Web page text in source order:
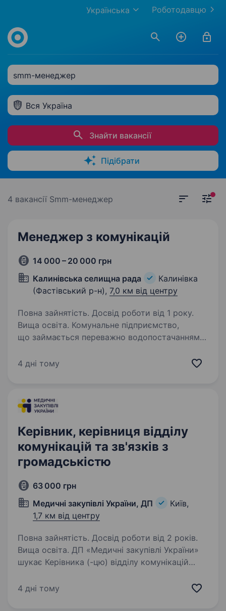
Роботодавцю
Українська
smm-менеджер
Вся Україна
Знайти вакансії
Підібрати
4 вакансії Smm-менеджер
Менеджер з комунікацій
14 000 – 20 000 грн
Калинівська селищна рада
Калинівка
(Фастівський р-н), 7,0 км від центру
Повна зайнятість. Досвід роботи від 1 року.
Вища освіта. Комунальне підприємство,
що займається переважно водопостачанням
комунальної інфраструктури, запрошує
4 дні тому
Керівник, керівниця відділу
комунікацій та зв'язків з
громадськістю
63 000 грн
Медичні закупівлі України, ДП
Київ,
1,7 км від центру
Повна зайнятість. Досвід роботи від 2 років.
Вища освіта. ДП «Медичні закупівлі України»
шукає Керівника (-цю) відділу комунікацій
медичну систему в Україні — можливо це про
4 дні тому